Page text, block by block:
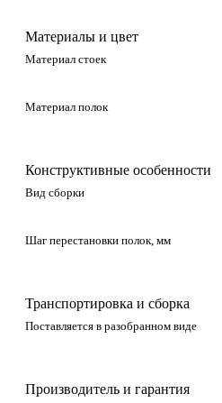
Материалы и цвет
Материал стоек
Материал полок
Конструктивные особенности
Вид сборки
Шаг перестановки полок, мм
Транспортировка и сборка
Поставляется в разобранном виде
Производитель и гарантия